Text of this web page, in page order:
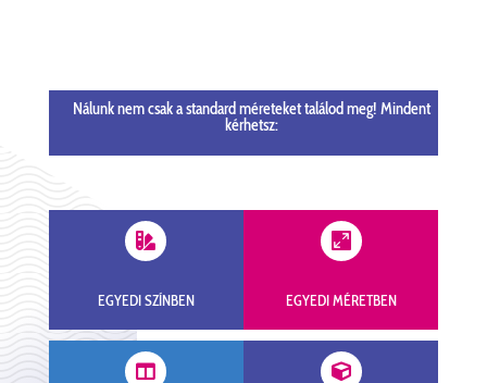
Nálunk nem csak a standard méreteket találod meg! Mindent
kérhetsz:

EGYEDI SZÍNBEN


EGYEDI MÉRETBEN
